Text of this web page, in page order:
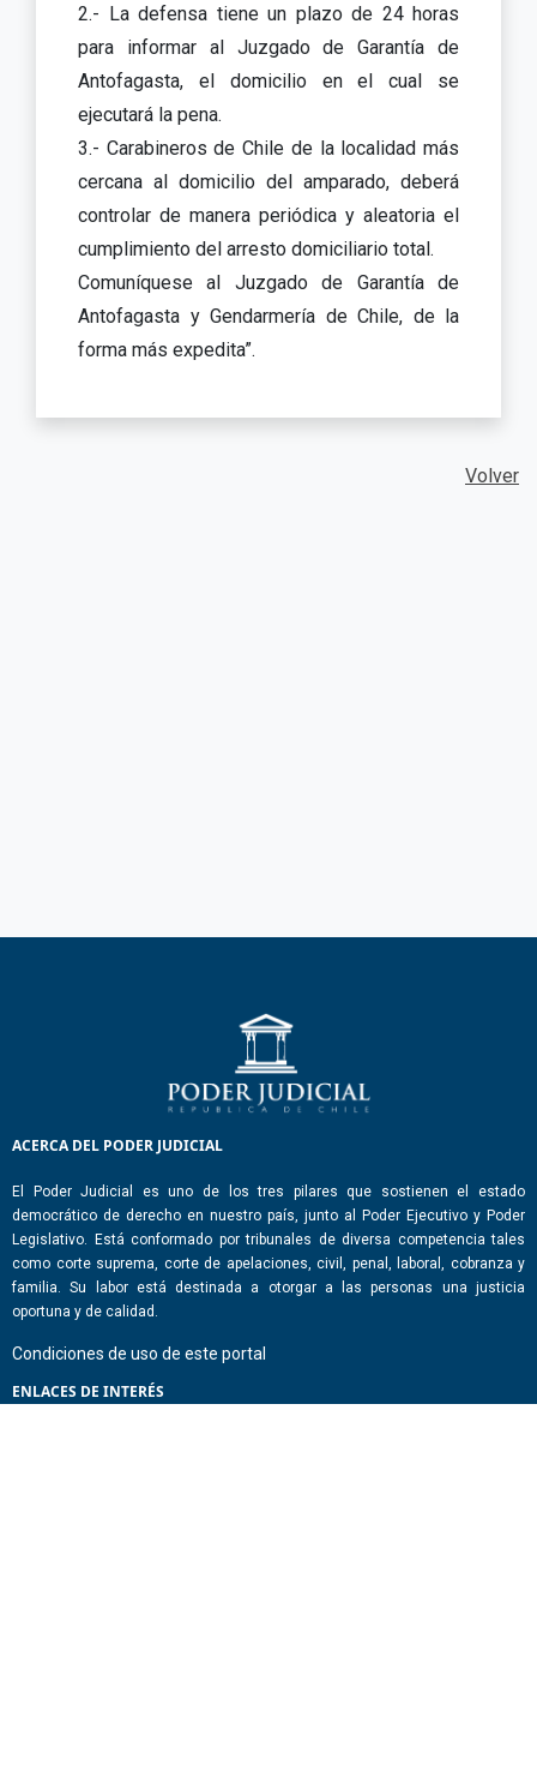
2.- La defensa tiene un plazo de 24 horas
para informar al Juzgado de Garantía de
Antofagasta, el domicilio en el cual se
ejecutará la pena.
3.- Carabineros de Chile de la localidad más
cercana al domicilio del amparado, deberá
controlar de manera periódica y aleatoria el
cumplimiento del arresto domiciliario total.
Comuníquese al Juzgado de Garantía de
Antofagasta y Gendarmería de Chile, de la
forma más expedita”.
Volver
ACERCA DEL PODER JUDICIAL
El Poder Judicial es uno de los tres pilares que sostienen el estado
democrático de derecho en nuestro país, junto al Poder Ejecutivo y Poder
Legislativo. Está conformado por tribunales de diversa competencia tales
como corte suprema, corte de apelaciones, civil, penal, laboral, cobranza y
familia. Su labor está destinada a otorgar a las personas una justicia
oportuna y de calidad.
Condiciones de uso de este portal
ENLACES DE INTERÉS